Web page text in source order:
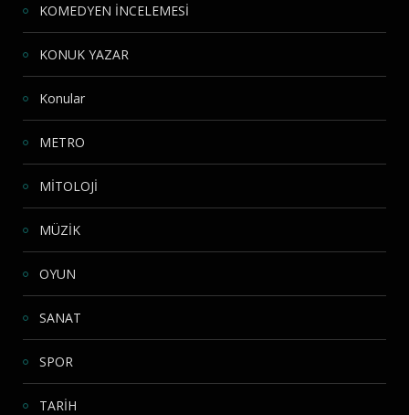
KOMEDYEN İNCELEMESİ
KONUK YAZAR
Konular
METRO
MİTOLOJİ
MÜZİK
OYUN
SANAT
SPOR
TARİH